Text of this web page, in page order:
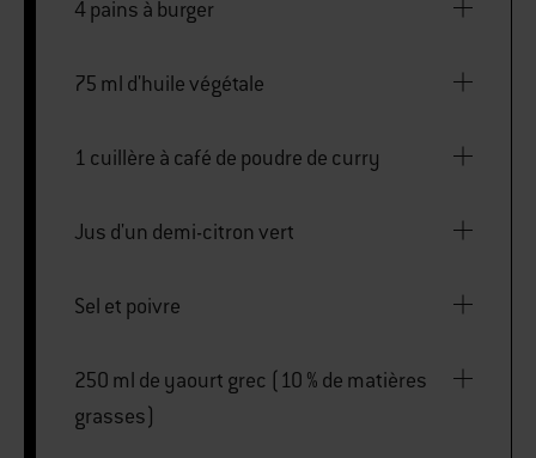
4 pains à burger
75 ml d'huile végétale
1 cuillère à café de poudre de curry
Jus d'un demi-citron vert
Sel et poivre
250 ml de yaourt grec (10 % de matières
grasses)